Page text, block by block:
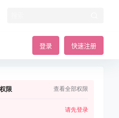
登录 快速注册
限 查看全部权限
请先登录